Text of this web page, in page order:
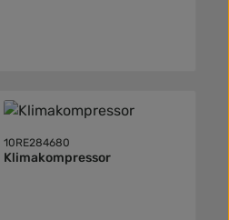
10RE284680
Klimakompressor